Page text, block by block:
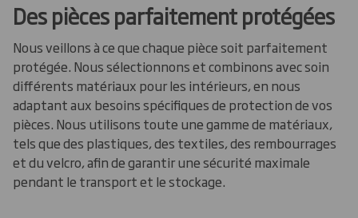
Des pièces parfaitement protégées
Nous veillons à ce que chaque pièce soit parfaitement
protégée. Nous sélectionnons et combinons avec soin
différents matériaux pour les intérieurs, en nous
adaptant aux besoins spécifiques de protection de vos
pièces. Nous utilisons toute une gamme de matériaux,
tels que des plastiques, des textiles, des rembourrages
et du velcro, afin de garantir une sécurité maximale
pendant le transport et le stockage.